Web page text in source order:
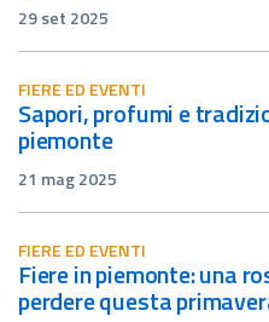
29 set 2025
FIERE ED EVENTI
sapori, profumi e tradizioni: un’estate di fiere in
piemonte
21 mag 2025
FIERE ED EVENTI
fiere in piemonte: una rosa di eventi da non
perdere questa